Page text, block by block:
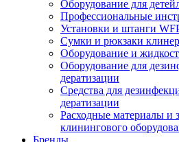
Оборудование для
Профессиональные
Установки и штанги
Сумки и рюкзаки
Оборудование и
Оборудование для
дератизации
Средства для
дератизации
Расходные материалы и
клинингового
Бренды